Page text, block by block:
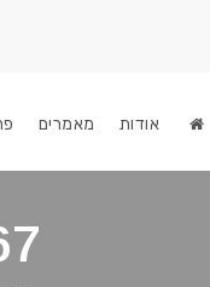
אודות מאמרים